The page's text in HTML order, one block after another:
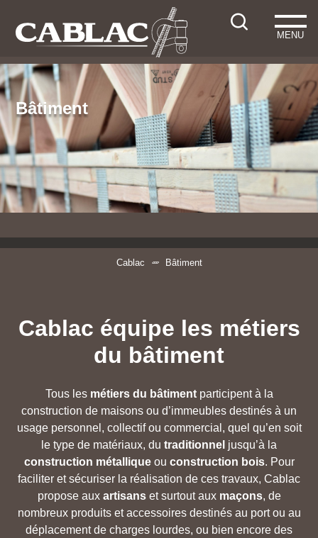
MENU
Bâtiment
Cablac Bâtiment
Cablac équipe les métiers
du bâtiment
Tous les métiers du bâtiment participent à la
construction de maisons ou d’immeubles destinés à un
usage personnel, collectif ou commercial, quel qu’en soit
le type de matériaux, du traditionnel jusqu’à la
construction métalliqueou construction bois. Pour
faciliter et sécuriser la réalisation de ces travaux, Cablac
propose aux artisans et surtout aux maçons, de
nombreux produits et accessoires destinés au port ou au
déplacement de charges lourdes, ou bien encore des